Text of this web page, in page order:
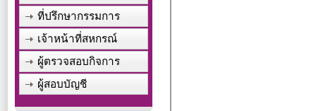
ที่ปรึกษากรรมการ
เจ้าหน้าที่สหกรณ์
ผู้ตรวจสอบกิจการ
ผู้สอบบัญชี